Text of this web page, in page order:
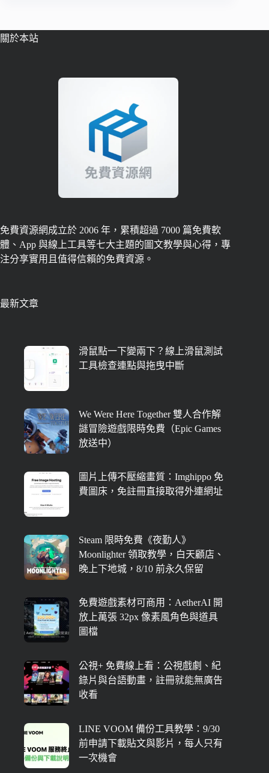
關於本站
免費資源網成立於 2006 年，累積超過 7000 篇免費軟
體、App 與線上工具等七大主題的圖文教學與心得，專
注分享實用且值得信賴的免費資源。
最新文章
滑鼠點一下變兩下？線上滑鼠測試
工具檢查連點與拖曳中斷
We Were Here Together 雙人合作解
謎冒險遊戲限時免費（Epic Games
放送中）
圖片上傳不壓縮畫質：Imghippo 免
費圖床，免註冊直接取得外連網址
Steam 限時免費《夜勤人》
Moonlighter 領取教學，白天顧店、
晚上下地城，8/10 前永久保留
免費遊戲素材可商用：AetherAI 開
放上萬張 32px 像素風角色與道具
圖檔
公視+ 免費線上看：公視戲劇、紀
錄片與台語動畫，註冊就能無廣告
收看
LINE VOOM 備份工具教學：9/30
前申請下載貼文與影片，每人只有
一次機會